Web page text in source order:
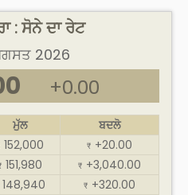
: ਸੋਨੇ ਦਾ ਰੇਟ
2026
+0.00
ਮੁੱਲ
ਬਦਲੋ
152,000 ₹ +20.00
151,980 ₹ +3,040.00
148,940 ₹ +320.00